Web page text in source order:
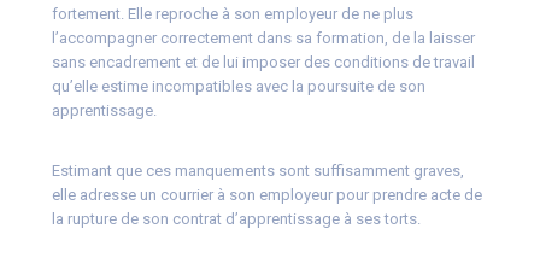
fortement. Elle reproche à son employeur de ne plus
l’accompagner correctement dans sa formation, de la laisser
sans encadrement et de lui imposer des conditions de travail
qu’elle estime incompatibles avec la poursuite de son
apprentissage.
Estimant que ces manquements sont suffisamment graves,
elle adresse un courrier à son employeur pour prendre acte de
la rupture de son contrat d’apprentissage à ses torts.